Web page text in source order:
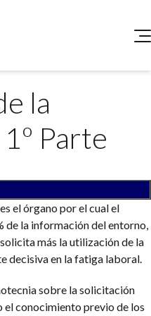
la
Parte
el órgano por el cual el
de la información del entorno,
más la utilización de la
decisiva en la fatiga laboral.
sobre la solicitación
conocimiento previo de los